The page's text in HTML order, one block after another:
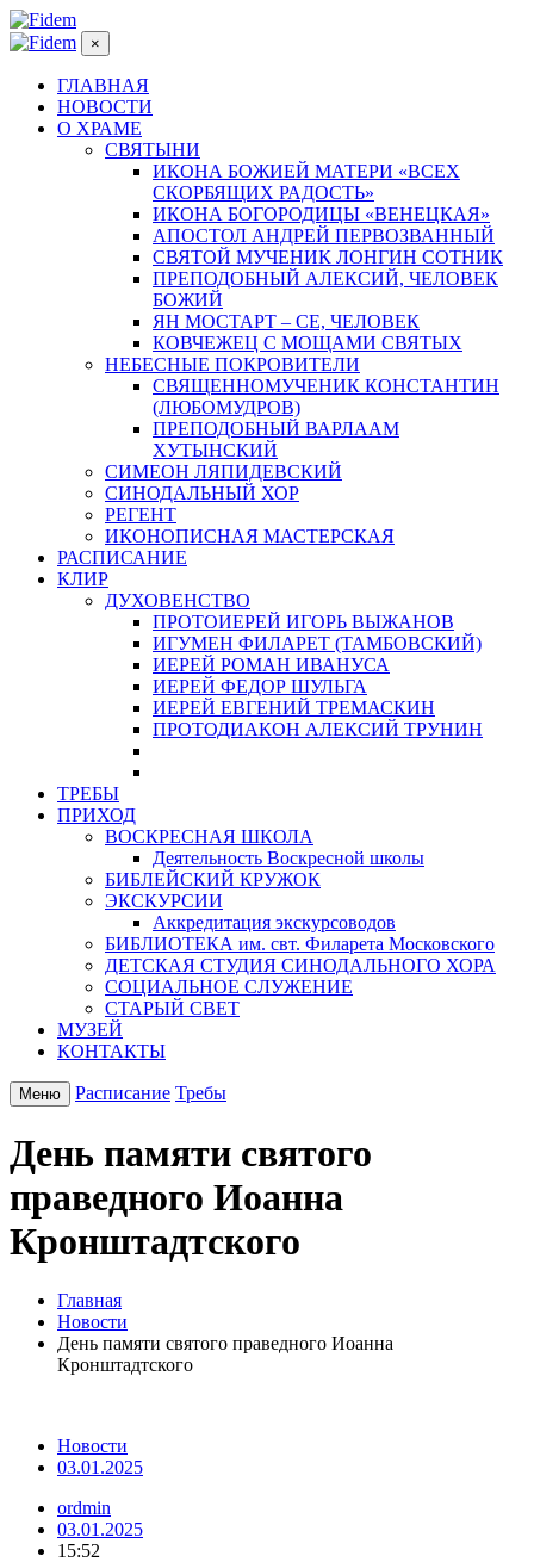
×
ГЛАВНАЯ
НОВОСТИ
О ХРАМЕ
СВЯТЫНИ
ИКОНА БОЖИЕЙ МАТЕРИ «ВСЕХ
СКОРБЯЩИХ РАДОСТЬ»
ИКОНА БОГОРОДИЦЫ «ВЕНЕЦКАЯ»
АПОСТОЛ АНДРЕЙ ПЕРВОЗВАННЫЙ
СВЯТОЙ МУЧЕНИК ЛОНГИН СОТНИК
ПРЕПОДОБНЫЙ АЛЕКСИЙ, ЧЕЛОВЕК
БОЖИЙ
ЯН МОСТАРТ – СЕ, ЧЕЛОВЕК
КОВЧЕЖЕЦ С МОЩАМИ СВЯТЫХ
НЕБЕСНЫЕ ПОКРОВИТЕЛИ
СВЯЩЕННОМУЧЕНИК КОНСТАНТИН
(ЛЮБОМУДРОВ)
ПРЕПОДОБНЫЙ ВАРЛААМ
ХУТЫНСКИЙ
СИМЕОН ЛЯПИДЕВСКИЙ
СИНОДАЛЬНЫЙ ХОР
РЕГЕНТ
ИКОНОПИСНАЯ МАСТЕРСКАЯ
РАСПИСАНИЕ
КЛИР
ДУХОВЕНСТВО
ПРОТОИЕРЕЙ ИГОРЬ ВЫЖАНОВ
ИГУМЕН ФИЛАРЕТ (ТАМБОВСКИЙ)
ИЕРЕЙ РОМАН ИВАНУСА
ИЕРЕЙ ФЕДОР ШУЛЬГА
ИЕРЕЙ ЕВГЕНИЙ ТРЕМАСКИН
ПРОТОДИАКОН АЛЕКСИЙ ТРУНИН
ТРЕБЫ
ПРИХОД
ВОСКРЕСНАЯ ШКОЛА
Деятельность Воскресной школы
БИБЛЕЙСКИЙ КРУЖОК
ЭКСКУРСИИ
Аккредитация экскурсоводов
БИБЛИОТЕКА им. свт. Филарета Московского
ДЕТСКАЯ СТУДИЯ СИНОДАЛЬНОГО ХОРА
СОЦИАЛЬНОЕ СЛУЖЕНИЕ
СТАРЫЙ СВЕТ
МУЗЕЙ
КОНТАКТЫ
Меню Расписание Требы
День памяти святого
праведного Иоанна
Кронштадтского
Главная
Новости
День памяти святого праведного Иоанна
Кронштадтского
Новости
03.01.2025
ordmin
03.01.2025
15:52